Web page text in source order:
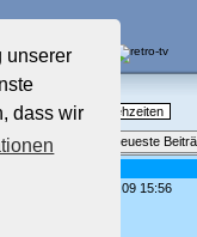
unserer
dass wir
an gute, alte Fernsehzeiten
• Neues Thema
Neueste
, 16.04.09 15:56
Chan"...